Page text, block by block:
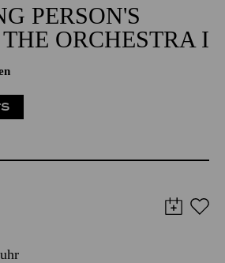
PERSON'S
ORCHESTRA I